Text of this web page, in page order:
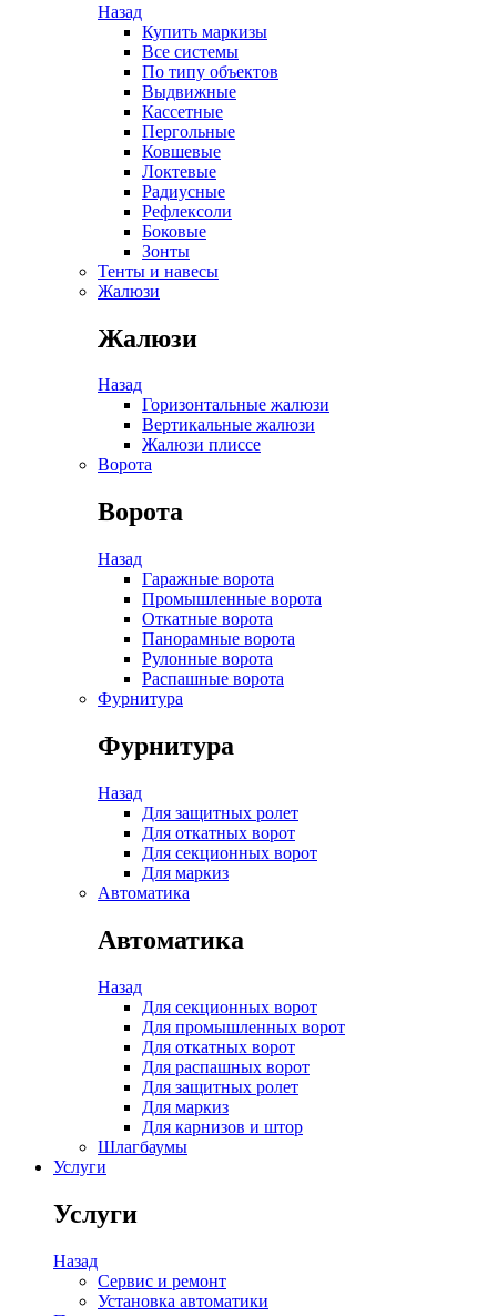
Назад
Купить маркизы
Все системы
По типу объектов
Выдвижные
Кассетные
Пергольные
Ковшевые
Локтевые
Радиусные
Рефлексоли
Боковые
Зонты
Тенты и навесы
Жалюзи
Жалюзи
Назад
Горизонтальные жалюзи
Вертикальные жалюзи
Жалюзи плиссе
Ворота
Ворота
Назад
Гаражные ворота
Промышленные ворота
Откатные ворота
Панорамные ворота
Рулонные ворота
Распашные ворота
Фурнитура
Фурнитура
Назад
Для защитных ролет
Для откатных ворот
Для секционных ворот
Для маркиз
Автоматика
Автоматика
Назад
Для секционных ворот
Для промышленных ворот
Для откатных ворот
Для распашных ворот
Для защитных ролет
Для маркиз
Для карнизов и штор
Шлагбаумы
Услуги
Услуги
Назад
Сервис и ремонт
Установка автоматики